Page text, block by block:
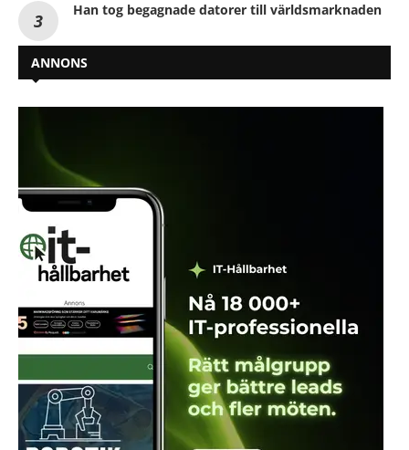
Han tog begagnade datorer till världsmarknaden
ANNONS